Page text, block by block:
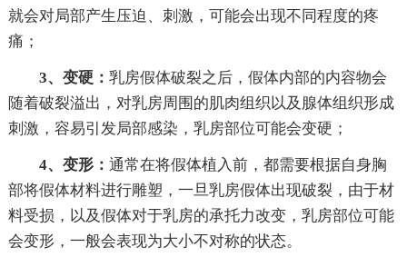
就会对局部产生压迫、刺激，可能会出现不同程度的疼
痛；
3、变硬： 乳房假体破裂之后，假体内部的内容物会
随着破裂溢出，对乳房周围的肌肉组织以及腺体组织形成
刺激，容易引发局部感染，乳房部位可能会变硬；
4、变形： 通常在将假体植入前，都需要根据自身胸
部将假体材料进行雕塑，一旦乳房假体出现破裂，由于材
料受损，以及假体对于乳房的承托力改变，乳房部位可能
会变形，一般会表现为大小不对称的状态。